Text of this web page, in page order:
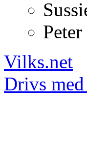
Vilks.net
Drivs med